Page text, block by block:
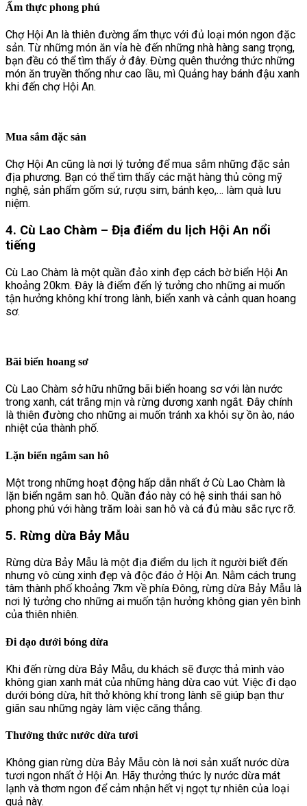
Ẩm thực phong phú
Chợ Hội An là thiên đường ẩm thực với đủ loại món ngon đặc
sản. Từ những món ăn vỉa hè đến những nhà hàng sang trọng,
bạn đều có thể tìm thấy ở đây. Đừng quên thưởng thức những
món ăn truyền thống như cao lầu, mì Quảng hay bánh đậu xanh
khi đến chợ Hội An.
Mua sắm đặc sản
Chợ Hội An cũng là nơi lý tưởng để mua sắm những đặc sản
địa phương. Bạn có thể tìm thấy các mặt hàng thủ công mỹ
nghệ, sản phẩm gốm sứ, rượu sim, bánh kẹo,… làm quà lưu
niệm.
4. Cù Lao Chàm – Địa điểm du lịch Hội An nổi
tiếng
Cù Lao Chàm là một quần đảo xinh đẹp cách bờ biển Hội An
khoảng 20km. Đây là điểm đến lý tưởng cho những ai muốn
tận hưởng không khí trong lành, biển xanh và cảnh quan hoang
sơ.
Bãi biển hoang sơ
Cù Lao Chàm sở hữu những bãi biển hoang sơ với làn nước
trong xanh, cát trắng mịn và rừng dương xanh ngắt. Đây chính
là thiên đường cho những ai muốn tránh xa khỏi sự ồn ào, náo
nhiệt của thành phố.
Lặn biển ngắm san hô
Một trong những hoạt động hấp dẫn nhất ở Cù Lao Chàm là
lặn biển ngắm san hô. Quần đảo này có hệ sinh thái san hô
phong phú với hàng trăm loài san hô và cá đủ màu sắc rực rỡ.
5. Rừng dừa Bảy Mẫu
Rừng dừa Bảy Mẫu là một địa điểm du lịch ít người biết đến
nhưng vô cùng xinh đẹp và độc đáo ở Hội An. Nằm cách trung
tâm thành phố khoảng 7km về phía Đông, rừng dừa Bảy Mẫu là
nơi lý tưởng cho những ai muốn tận hưởng không gian yên bình
của thiên nhiên.
Đi dạo dưới bóng dừa
Khi đến rừng dừa Bảy Mẫu, du khách sẽ được thả mình vào
không gian xanh mát của những hàng dừa cao vút. Việc đi dạo
dưới bóng dừa, hít thở không khí trong lành sẽ giúp bạn thư
giãn sau những ngày làm việc căng thẳng.
Thưởng thức nước dừa tươi
Không gian rừng dừa Bảy Mẫu còn là nơi sản xuất nước dừa
tươi ngon nhất ở Hội An. Hãy thưởng thức ly nước dừa mát
lạnh và thơm ngon để cảm nhận hết vị ngọt tự nhiên của loại
quả này.